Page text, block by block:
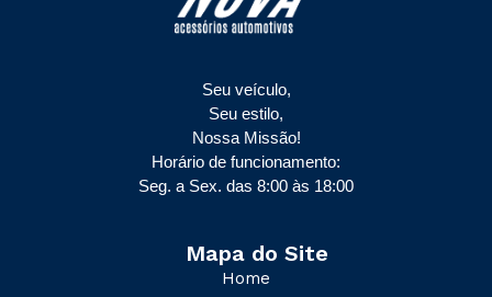
Seu veículo,
Seu estilo,
Nossa Missão!
Horário de funcionamento:
Seg. a Sex. das 8:00 às 18:00
Mapa do Site
Home